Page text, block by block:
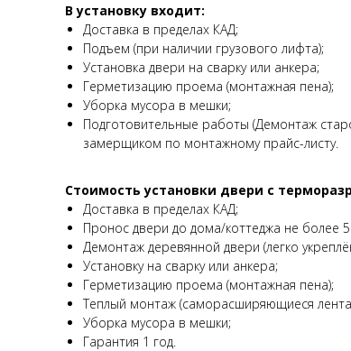
В установку входит:
Доставка в пределах КАД;
Подъем (при наличии грузового лифта);
Установка двери на сварку или анкера;
Герметизацию проема (монтажная пена);
Уборка мусора в мешки;
Подготовительные работы (Демонтаж
замерщиком по монтажному прайс-листу.
Стоимость установки двери с
Доставка в пределах КАД;
Пронос двери до дома/коттеджа не более
Демонтаж деревянной двери (легко
Установку на сварку или анкера;
Герметизацию проема (монтажная пена);
Теплый монтаж (саморасширяющиеся
Уборка мусора в мешки;
Гарантия 1 год.